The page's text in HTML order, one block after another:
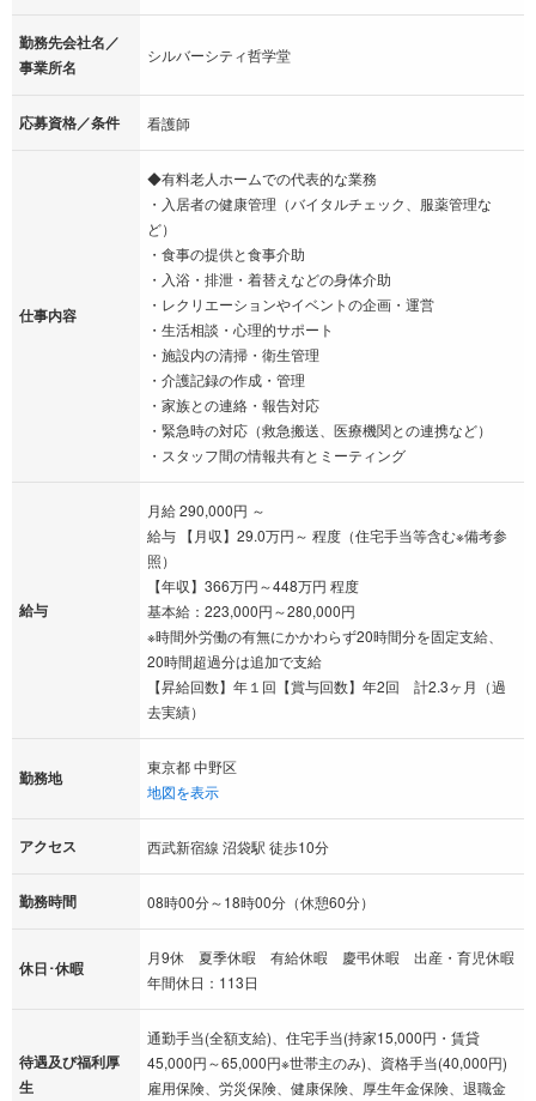
勤務先会社名／
事業所名
シルバーシティ哲学堂
応募資格／条件 看護師
仕事内容
◆有料老人ホームでの代表的な業務
・入居者の健康管理（バイタルチェック、服薬管理な
ど）
・食事の提供と食事介助
・入浴・排泄・着替えなどの身体介助
・レクリエーションやイベントの企画・運営
・生活相談・心理的サポート
・施設内の清掃・衛生管理
・介護記録の作成・管理
・家族との連絡・報告対応
・緊急時の対応（救急搬送、医療機関との連携など）
・スタッフ間の情報共有とミーティング
給与
月給 290,000円 ～
給与 【月収】29.0万円～ 程度（住宅手当等含む※備考参
照）
【年収】366万円～448万円 程度
基本給：223,000円～280,000円
※時間外労働の有無にかかわらず20時間分を固定支給、
20時間超過分は追加で支給
【昇給回数】年１回【賞与回数】年2回 計2.3ヶ月（過
去実績）
勤務地
東京都 中野区
地図を表示
アクセス 西武新宿線 沼袋駅 徒歩10分
勤務時間 08時00分～18時00分（休憩60分）
休日･休暇
月9休 夏季休暇 有給休暇 慶弔休暇 出産・育児休暇
年間休日：113日
待遇及び福利厚
生
通勤手当(全額支給)、住宅手当(持家15,000円・賃貸
45,000円～65,000円※世帯主のみ)、資格手当(40,000円)
雇用保険、労災保険、健康保険、厚生年金保険、退職金